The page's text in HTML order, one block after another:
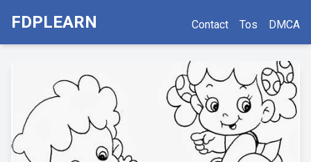
FDPLEARN Contact Tos DMCA